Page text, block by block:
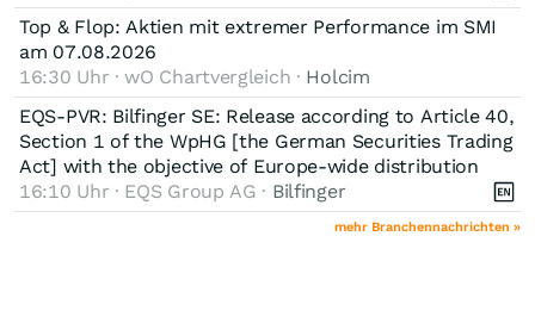
Top & Flop: Aktien mit extremer Performance im SMI
am 07.08.2026
16:30 Uhr · wO Chartvergleich · Holcim
EQS-PVR: Bilfinger SE: Release according to Article 40,
Section 1 of the WpHG [the German Securities Trading
Act] with the objective of Europe-wide distribution
16:10 Uhr · EQS Group AG · Bilfinger
mehr Branchennachrichten »